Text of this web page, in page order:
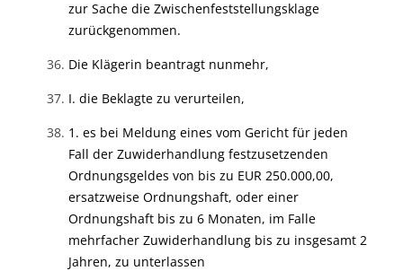
zur Sache die Zwischenfeststellungsklage
zurückgenommen.
Die Klägerin beantragt nunmehr,
I. die Beklagte zu verurteilen,
1. es bei Meldung eines vom Gericht für jeden
Fall der Zuwiderhandlung festzusetzenden
Ordnungsgeldes von bis zu EUR 250.000,00,
ersatzweise Ordnungshaft, oder einer
Ordnungshaft bis zu 6 Monaten, im Falle
mehrfacher Zuwiderhandlung bis zu insgesamt 2
Jahren, zu unterlassen